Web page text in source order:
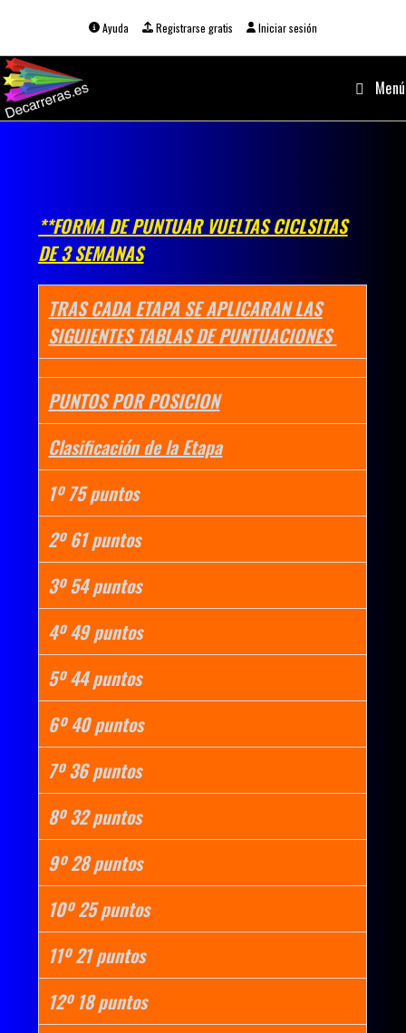
Ayuda Registrarse gratis Iniciar sesión
Menú
**FORMA DE PUNTUAR VUELTAS CICLSITAS
DE 3 SEMANAS
TRAS CADA ETAPA SE APLICARAN LAS
SIGUIENTES TABLAS DE PUNTUACIONES
PUNTOS POR POSICION
Clasificación de la Etapa
1º 75 puntos
2º 61 puntos
3º 54 puntos
4º 49 puntos
5º 44 puntos
6º 40 puntos
7º 36 puntos
8º 32 puntos
9º 28 puntos
10º 25 puntos
11º 21 puntos
12º 18 puntos